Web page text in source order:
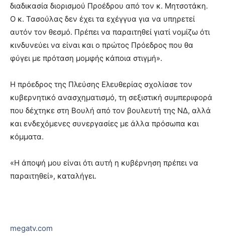
διαδικασία διορισμού Προέδρου από τον κ. Μητσοτάκη.
Ο κ. Τασούλας δεν έχει τα εχέγγυα για να υπηρετεί
αυτόν τον θεσμό. Πρέπει να παραιτηθεί γιατί νομίζω ότι
κινδυνεύει να είναι και ο πρώτος Πρόεδρος που θα
φύγει με πρόταση μομφής κάποια στιγμή».
Η πρόεδρος της Πλεύσης Ελευθερίας σχολίασε τον
κυβερνητικό ανασχηματισμό, τη σεξιστική συμπεριφορά
που δέχτηκε στη Βουλή από τον βουλευτή της ΝΔ, αλλά
και ενδεχόμενες συνεργασίες με άλλα πρόσωπα και
κόμματα.
«Η άποψή μου είναι ότι αυτή η κυβέρνηση πρέπει να
παραιτηθεί», καταλήγει.
megatv.com